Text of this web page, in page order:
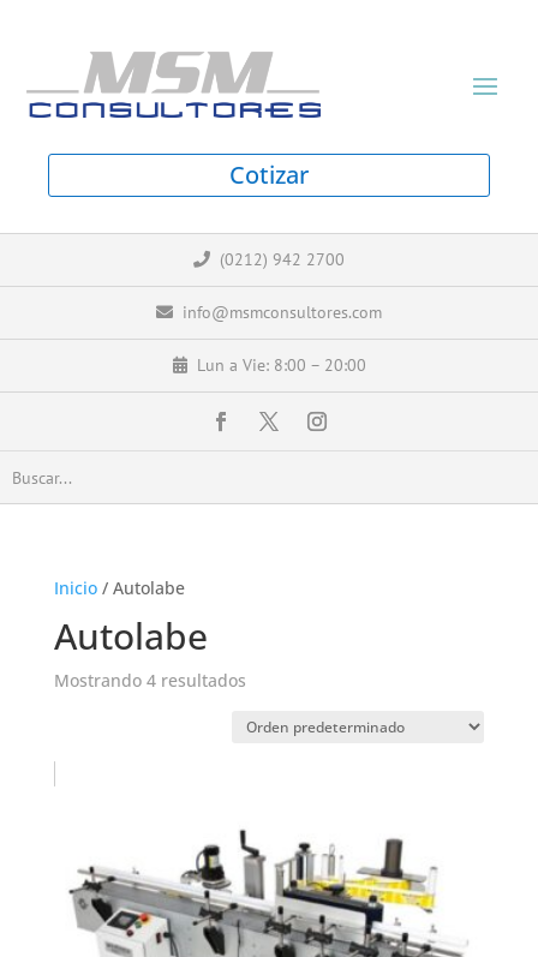
Cotizar
(0212) 942 2700
info@msmconsultores.com
Lun a Vie: 8:00 – 20:00
Inicio/ Autolabe
Autolabe
Mostrando 4 resultados